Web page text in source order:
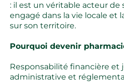
: il est un véritable acteur de
engagé dans la vie locale et
sur son territoire.
Pourquoi devenir
Responsabilité financière et
administrative et